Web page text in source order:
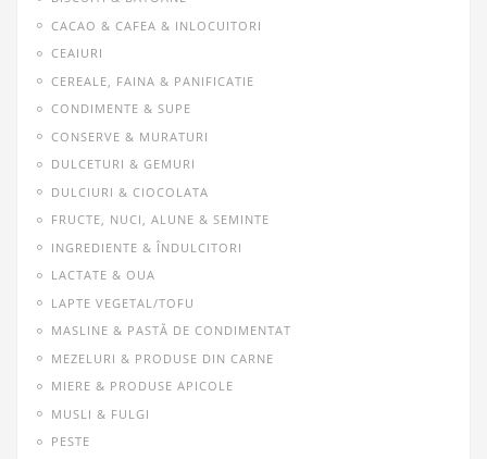
CACAO & CAFEA & INLOCUITORI
CEAIURI
CEREALE, FAINA & PANIFICATIE
CONDIMENTE & SUPE
CONSERVE & MURATURI
DULCETURI & GEMURI
DULCIURI & CIOCOLATA
FRUCTE, NUCI, ALUNE & SEMINTE
INGREDIENTE & ÎNDULCITORI
LACTATE & OUA
LAPTE VEGETAL/TOFU
MASLINE & PASTĂ DE CONDIMENTAT
MEZELURI & PRODUSE DIN CARNE
MIERE & PRODUSE APICOLE
MUSLI & FULGI
PESTE